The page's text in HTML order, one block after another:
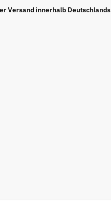
Versand innerhalb Deutschlands